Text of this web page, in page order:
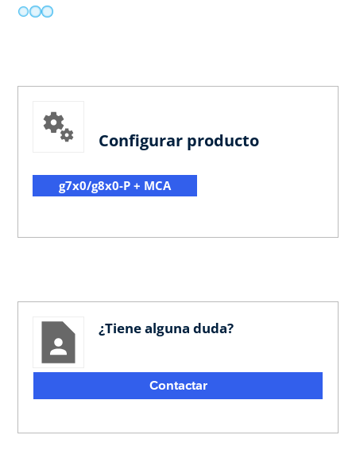
Configurar producto
g7x0/g8x0-P + MCA
¿Tiene alguna duda?
Contactar